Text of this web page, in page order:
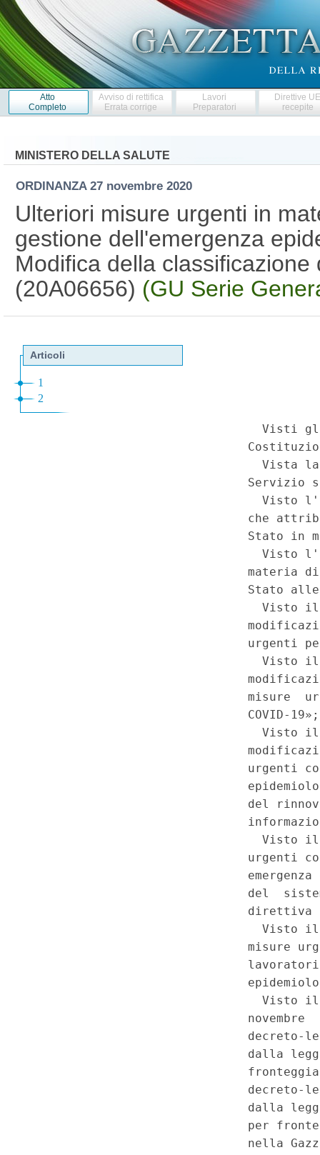
Atto
Completo
Avviso di rettifica
Errata corrige
Lavori
Preparatori
Direttive
recepite
MINISTERO DELLA SALUTE
ORDINANZA 27 novembre 2020
Ulteriori misure urgenti in
gestione dell'emergenza
Modifica della
(20A06656) (GU Serie